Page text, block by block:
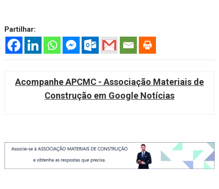
Partilhar:
Acompanhe APCMC - Associação Materiais de
Construção em Google Notícias